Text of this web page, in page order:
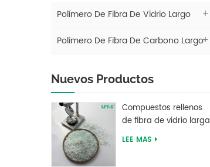
Polímero De Fibra De Vidrio Largo
Polímero De Fibra De Carbono Largo
Nuevos Productos
Compuestos rellenos
de fibra de vidrio larga
de tereftalato de
LEE MAS